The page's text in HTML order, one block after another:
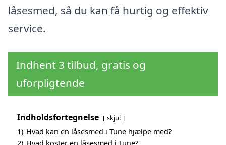
låsesmed, så du kan få hurtig og effektiv
service.
Indhent 3 tilbud, gratis og
uforpligtende
Indholdsfortegnelse skjul
1) Hvad kan en låsesmed i Tune hjælpe med?